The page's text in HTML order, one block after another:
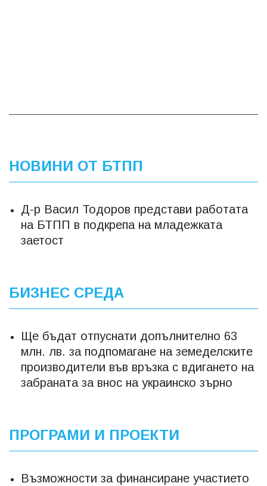
НОВИНИ ОТ БТПП
Д-р Васил Тодоров представи работата
на БТПП в подкрепа на младежката
заетост
БИЗНЕС СРЕДА
Ще бъдат отпуснати допълнително 63
млн. лв. за подпомагане на земеделските
производители във връзка с вдигането на
забраната за внос на украинско зърно
ПРОГРАМИ И ПРОЕКТИ
Възможности за финансиране участието